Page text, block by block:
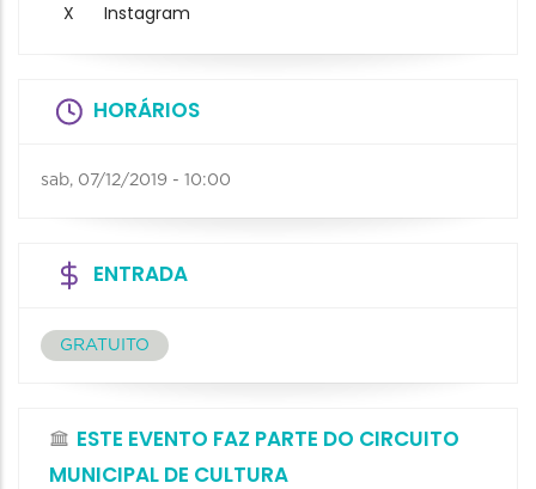
X Instagram
HORÁRIOS
sab, 07/12/2019 - 10:00
ENTRADA
GRATUITO
ESTE EVENTO FAZ PARTE DO CIRCUITO
MUNICIPAL DE CULTURA